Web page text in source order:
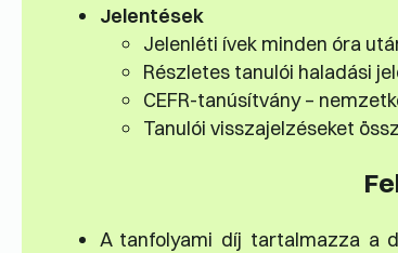
Jelentések
Jelenléti ívek minden óra
Részletes tanulói haladási
CEFR-tanúsítvány –
Tanulói visszajelzéseket
A tanfolyami díj tartalmazza a